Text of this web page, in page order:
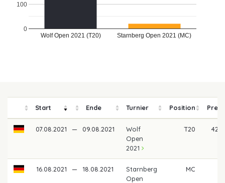
Wolf Open 2021 (T20) Starnberg Open 2021 (MC)
0
100
Start Ende Turnier Position
07.08.2021 — 09.08.2021
Wolf
Open
2021
T20
16.08.2021 — 18.08.2021
Starnberg
Open
MC